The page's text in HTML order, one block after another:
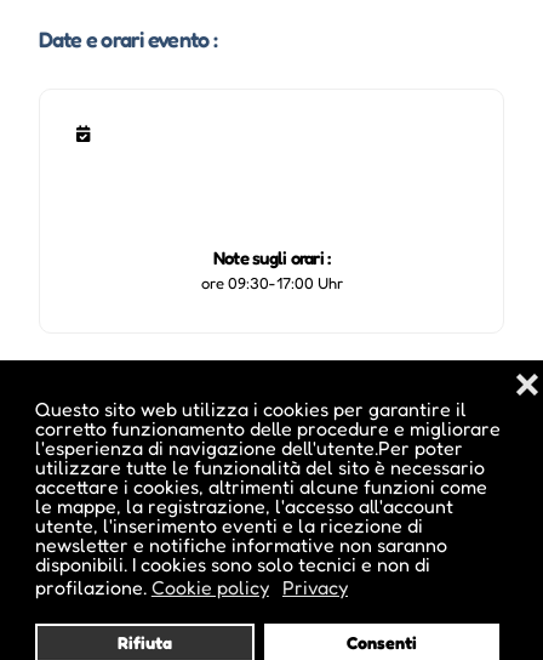
Questo sito web utilizza i cookies per garantire il
corretto funzionamento delle procedure e migliorare
l'esperienza di navigazione dell'utente.Per poter
utilizzare tutte le funzionalità del sito è necessario
accettare i cookies, altrimenti alcune funzioni come
le mappe, la registrazione, l'accesso all'account
utente, l'inserimento eventi e la ricezione di
newsletter e notifiche informative non saranno
disponibili. I cookies sono solo tecnici e non di
profilazione. Cookie policy Privacy
Rifiuta Consenti
❌
Date e orari evento :
Note sugli orari :
ore 09:30-17:00 Uhr
ale inside